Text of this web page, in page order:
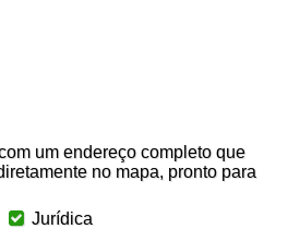
um endereço completo que
no mapa, pronto para
Jurídica